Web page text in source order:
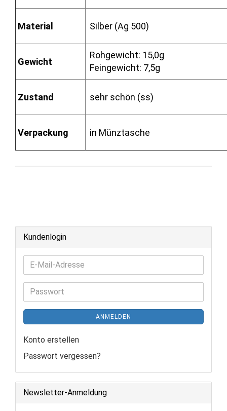
Material Silber (Ag 500)
Gewicht
Rohgewicht: 15,0g
Feingewicht: 7,5g
Zustand sehr schön (ss)
Verpackung in Münztasche
Kundenlogin
E-
Mail-
Adresse
Passwort
ANMELDEN
Konto erstellen
Passwort vergessen?
Newsletter-Anmeldung